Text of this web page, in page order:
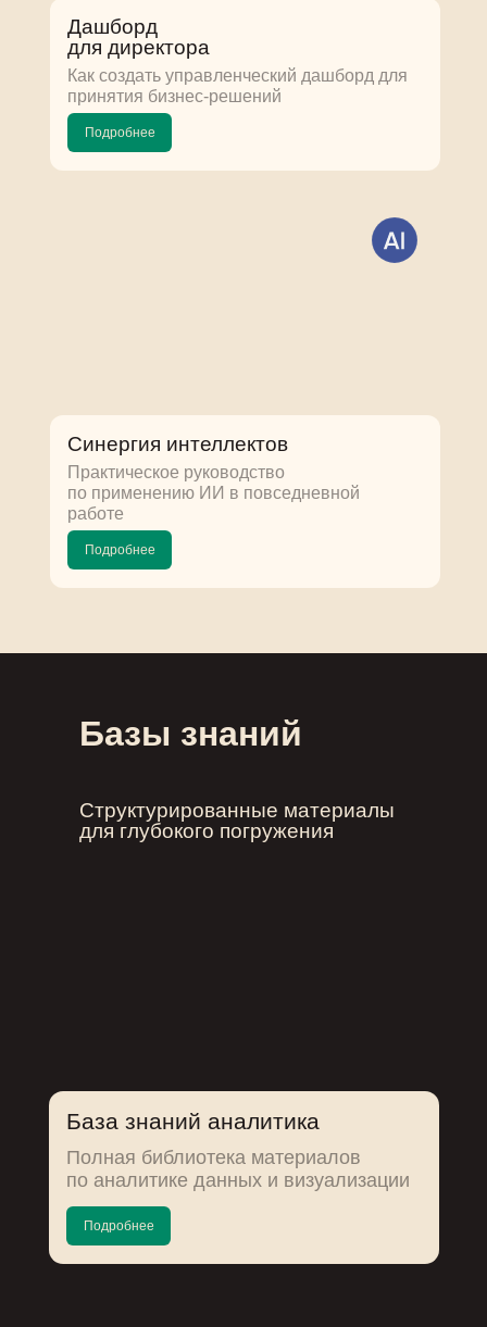
Дашборд
для директора
Как создать управленческий дашборд для
принятия бизнес-решений
Подробнее
Синергия интеллектов
Практическое руководство
по применению ИИ в повседневной
работе
Подробнее
Базы знаний
Структурированные материалы
для глубокого погружения
База знаний аналитика
Полная библиотека материалов
по аналитике данных и визуализации
Подробнее